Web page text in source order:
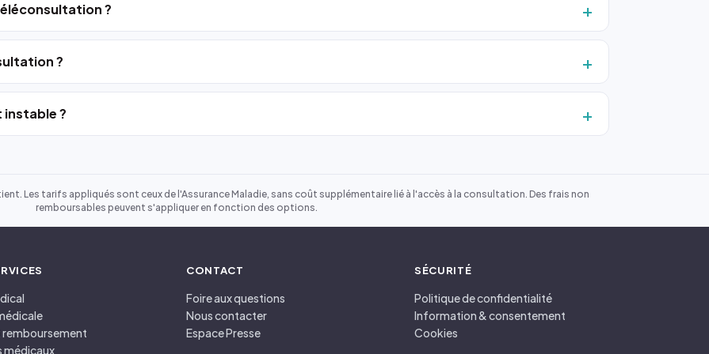
?
?
instable ?
Les tarifs appliqués sont ceux de l'Assurance Maladie, sans coût supplémentaire lié à l'accès à la consultation. Des frais non
remboursables peuvent s'appliquer en fonction des options.
remboursement
médicaux
CONTACT
Foire aux questions
Nous contacter
Espace Presse
SÉCURITÉ
Politique de confidentialité
Information & consentement
Cookies